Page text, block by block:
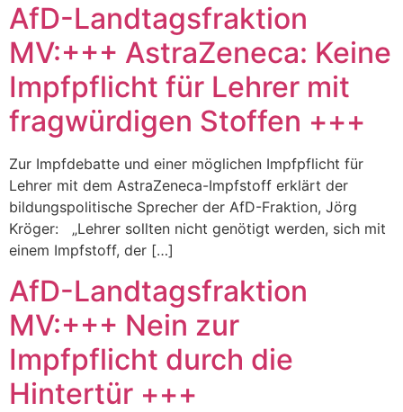
AfD-Landtagsfraktion
MV:+++ AstraZeneca: Keine
Impfpflicht für Lehrer mit
fragwürdigen Stoffen +++
Zur Impfdebatte und einer möglichen Impfpflicht für
Lehrer mit dem AstraZeneca-Impfstoff erklärt der
bildungspolitische Sprecher der AfD-Fraktion, Jörg
Kröger: „Lehrer sollten nicht genötigt werden, sich mit
einem Impfstoff, der […]
AfD-Landtagsfraktion
MV:+++ Nein zur
Impfpflicht durch die
Hintertür +++